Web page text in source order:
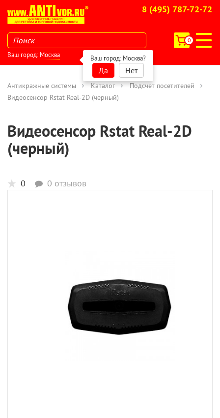
8 (495) 787-72-72
0
Ваш город: Москва Ваш город: Москва?
Да Нет
Антикражные системы Каталог
Подсчет посетителей
Видеосенсор Rstat Real-2D (черный)
Видеосенсор Rstat Real-2D
(черный)
0 0 отзывов